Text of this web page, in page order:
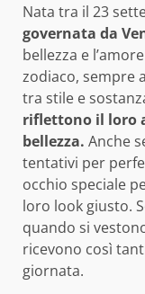
Nata tra il 23
governata da
bellezza e
zodiaco, sempre
tra stile e
riflettono il loro
bellezza. Anche
tentativi per
occhio speciale
loro look giusto.
quando si
ricevono così
giornata.